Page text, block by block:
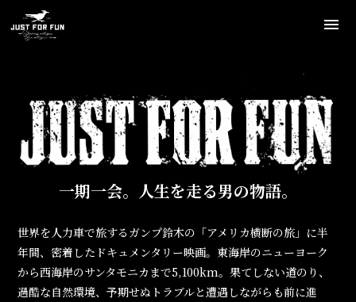
一期一会。人生を走る男の物語。
世界を人力車で旅するガンプ鈴木の「アメリカ横断の旅」に半
年間、密着したドキュメンタリー映画。東海岸のニューヨーク
から西海岸のサンタモニカまで5,100km。果てしない道のり、
過酷な自然環境、予期せぬトラブルと遭遇しながらも前に進